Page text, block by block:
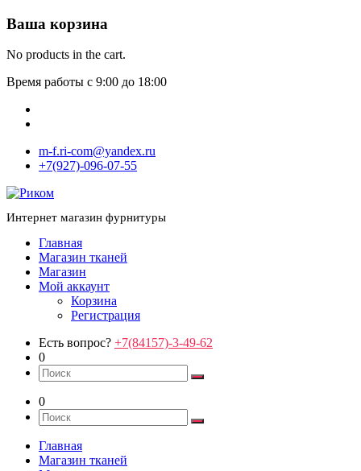
Ваша корзина
No products in the cart.
Время работы с 9:00 до 18:00
m-f.ri-com@yandex.ru
+7(927)-096-07-55
Интернет магазин фурнитуры
Главная
Магазин тканей
Магазин
Мой аккаунт
Корзина
Регистрация
Есть вопрос? +7(84157)-3-49-62
0
0
Главная
Магазин тканей